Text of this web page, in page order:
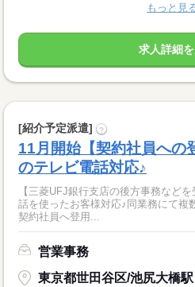
もっと見
求人詳細
[紹介予定派遣] ?
11月開始【契約社員への
のテレビ電話対応♪
【三菱UFJ銀行支店の後方事務など
話を使ったお客様対応♪同業務にて複数名募集♪】 〜
契約社員へ登用...
営業事務
東京都世田谷区/池尻大橋駅